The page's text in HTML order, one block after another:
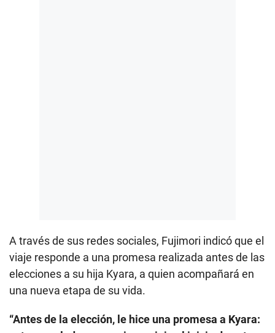
A través de sus redes sociales, Fujimori indicó que el
viaje responde a una promesa realizada antes de las
elecciones a su hija Kyara, a quien acompañará en
una nueva etapa de su vida.
“Antes de la elección, le hice una promesa a Kyara: